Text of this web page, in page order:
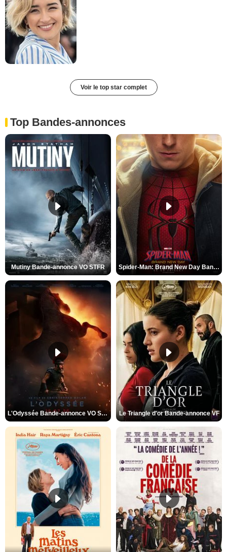
Voir le top star complet
Top Bandes-annonces
Mutiny Bande-annonce VO STFR Spider-Man: Brand New Day Bande-annonce VO STFR
L'Odyssée Bande-annonce VO STFR Le Triangle d'or Bande-annonce VF